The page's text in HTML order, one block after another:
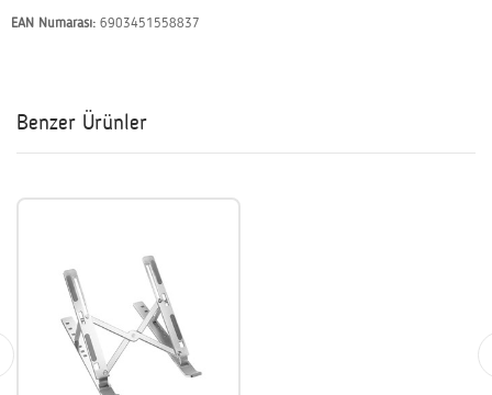
EAN Numarası: 6903451558837
Benzer Ürünler